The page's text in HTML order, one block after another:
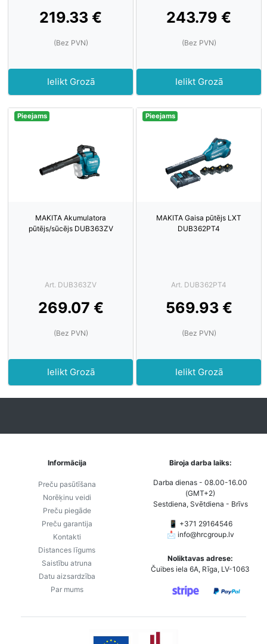
219.33 €
(Bez PVN)
Ielikt Grozā
243.79 €
(Bez PVN)
Ielikt Grozā
Pieejams
MAKITA Akumulatora
pūtējs/sūcējs DUB363ZV
Art. DUB363ZV
269.07 €
(Bez PVN)
Ielikt Grozā
Pieejams
MAKITA Gaisa pūtējs LXT
DUB362PT4
Art. DUB362PT4
569.93 €
(Bez PVN)
Ielikt Grozā
Informācija
Preču pasūtīšana
Norēķinu veidi
Preču piegāde
Preču garantija
Kontakti
Distances līgums
Saistību atruna
Datu aizsardzība
Par mums
Biroja darba laiks:
Darba dienas - 08.00-16.00
(GMT+2)
Sestdiena, Svētdiena - Brīvs
📱 +371 29164546
📩 info@hrcgroup.lv
Noliktavas adrese:
Čuibes iela 6A, Rīga, LV-1063